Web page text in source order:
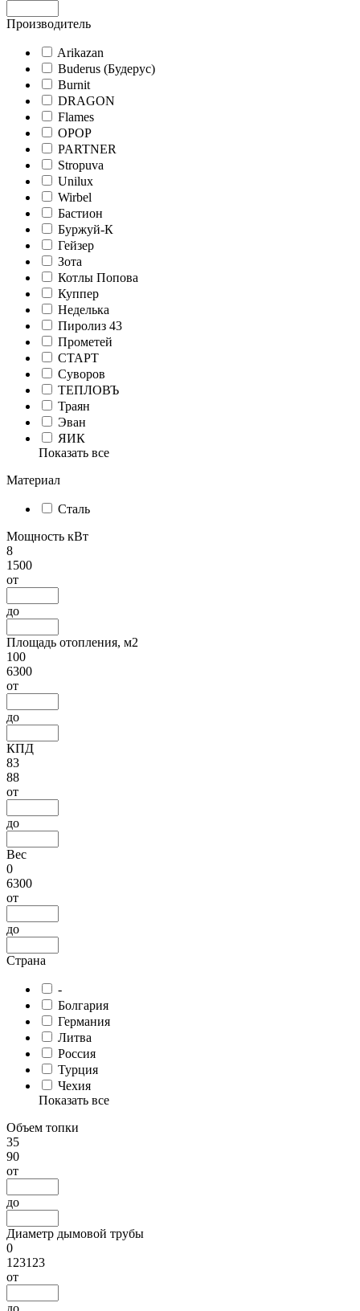
Производитель
Arikazan
Buderus (Будерус)
Burnit
DRAGON
Flames
OPOP
PARTNER
Stropuva
Unilux
Wirbel
Бастион
Буржуй-К
Гейзер
Зота
Котлы Попова
Куппер
Неделька
Пиролиз 43
Прометей
СТАРТ
Суворов
ТЕПЛОВЪ
Траян
Эван
ЯИК
Показать все
Материал
Сталь
Мощность кВт
8
1500
от
до
Площадь отопления, м2
100
6300
от
до
КПД
83
88
от
до
Вес
0
6300
от
до
Страна
-
Болгария
Германия
Литва
Россия
Турция
Чехия
Показать все
Объем топки
35
90
от
до
Диаметр дымовой трубы
0
123123
от
до